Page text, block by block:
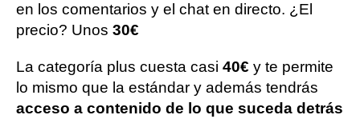
en los comentarios y el chat en directo. ¿El
precio? Unos 30€
La categoría plus cuesta casi 40€ y te permite
lo mismo que la estándar y además tendrás
acceso a contenido de lo que suceda detrás